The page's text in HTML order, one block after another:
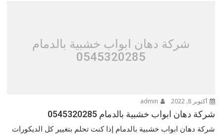
شركة دهان ابواب خشبية بالدمام
0545320285
أكتوبر 8, 2022
شركة دهان ابواب خشبية بالدمام 0545320285
شركة دهان ابواب خشبية بالدمام إذا كنت تحلم بتغيير كل الديكورات